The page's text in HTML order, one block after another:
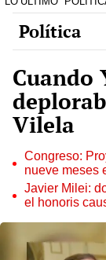
Política
Cuando
Vilela
Congreso:
nueve meses
Javier Milei:
el honoris